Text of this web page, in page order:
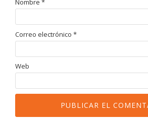
Nombre *
Correo electrónico *
Web